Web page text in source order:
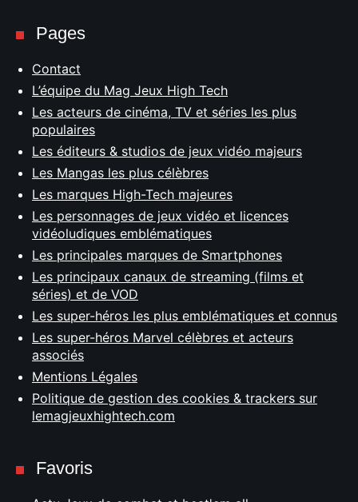
Pages
Contact
L’équipe du Mag Jeux High Tech
Les acteurs de cinéma, TV et séries les plus
populaires
Les éditeurs & studios de jeux vidéo majeurs
Les Mangas les plus célèbres
Les marques High-Tech majeures
Les personnages de jeux vidéo et licences
vidéoludiques emblématiques
Les principales marques de Smartphones
Les principaux canaux de streaming (films et
séries) et de VOD
Les super-héros les plus emblématiques et connus
Les super-héros Marvel célèbres et acteurs
associés
Mentions Légales
Politique de gestion des cookies & trackers sur
lemagjeuxhightech.com
Favoris